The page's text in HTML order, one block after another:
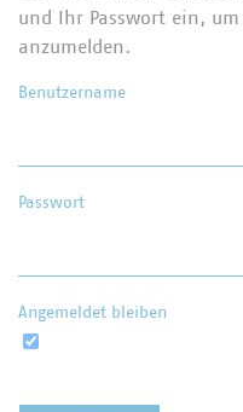
und Ihr Passwort ein,
anzumelden.
Benutzername
Passwort
Angemeldet bleiben